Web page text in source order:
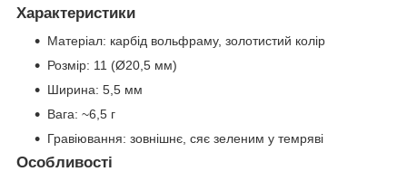
Характеристики
Матеріал: карбід вольфраму, золотистий колір
Розмір: 11 (Ø20,5 мм)
Ширина: 5,5 мм
Вага: ~6,5 г
Гравіювання: зовнішнє, сяє зеленим у темряві
Особливості